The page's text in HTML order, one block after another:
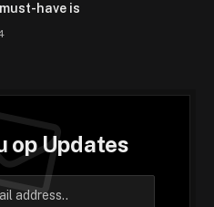
have is
op Updates